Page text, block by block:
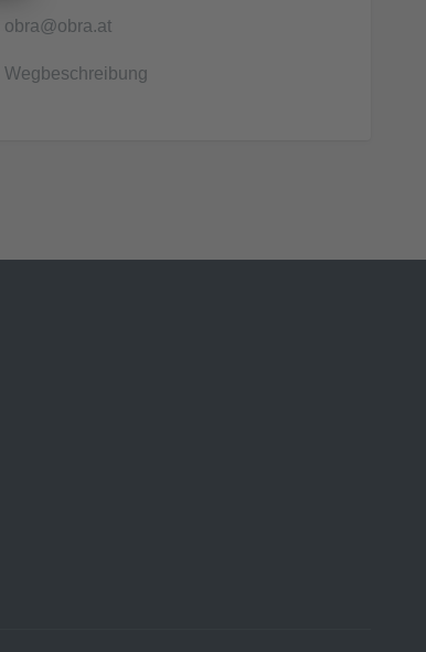
obra@obra.at
Wegbeschreibung